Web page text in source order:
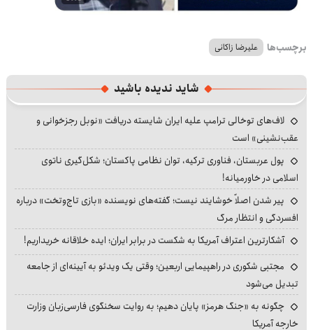
برچسب‌ها علیرضا زاکانی
شاید ندیده باشید
لاف‌های توخالی ترامپ علیه ایران شایسته دریافت «نوبل رجزخوانی و
عقب‌نشینی» است
پول عربستان، فناوری ترکیه، توان نظامی پاکستان؛ شکل‌گیری ناتوی
اسلامی در خاورمیانه!
پیر شدن اصلاً خوشایند نیست؛ گفته‌های نویسنده «بازی تاج‌وتخت» درباره
افسردگی و انتظار مرگ
آشکارترین اعتراف آمریکا به شکست در برابر ایران؛ ایده خلاقانه خریداریم!
مجتبی شکوری در راهپیمایی اربعین؛ وقتی یک ویدئو به آیینه‌ای از جامعه
تبدیل می‌شود
چگونه به «جنگ هرمز» پایان دهیم؛ به روایت سخنگوی فارسی‌زبان وزارت
خارجه آمریکا